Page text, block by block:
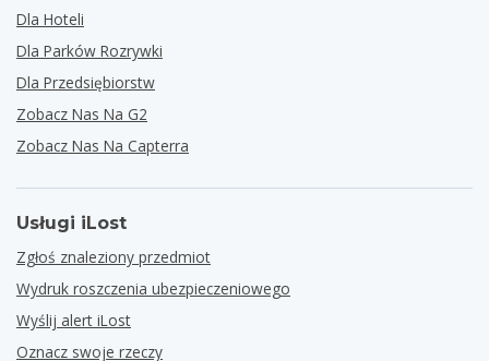
Dla Hoteli
Dla Parków Rozrywki
Dla Przedsiębiorstw
Zobacz Nas Na G2
Zobacz Nas Na Capterra
Usługi iLost
Zgłoś znaleziony przedmiot
Wydruk roszczenia ubezpieczeniowego
Wyślij alert iLost
Oznacz swoje rzeczy